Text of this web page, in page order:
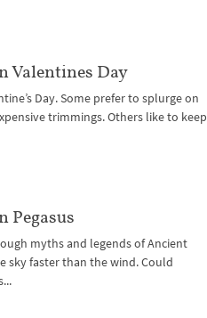
Valentines Day
Day. Some prefer to splurge on
trimmings. Others like to keep
Pegasus
myths and legends of Ancient
sky faster than the wind. Could